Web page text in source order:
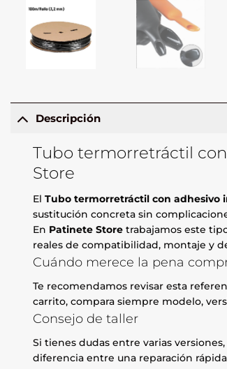
Descripción
Tubo termorretráctil con
Store
ElTubo termorretráctil con adhesivo
sustitución concreta sin
En Patinete Store trabajamos este
reales de compatibilidad, montaje y
Cuándo merece la pena
Te recomendamos revisar esta
carrito, compara siempre modelo,
Consejo de taller
Si tienes dudas entre varias
diferencia entre una reparación